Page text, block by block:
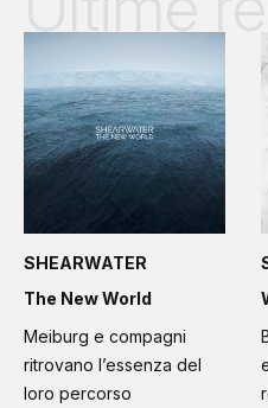
SHEARWATER
The New World
Meiburg e compagni
ritrovano l’essenza del
loro percorso